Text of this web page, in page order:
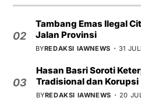
02
Tambang Emas Ilegal
Jalan Provinsi
BYREDAKSI IAWNEWS 31
03
Hasan Basri Soroti
Tradisional dan Korupsi
BYREDAKSI IAWNEWS 20